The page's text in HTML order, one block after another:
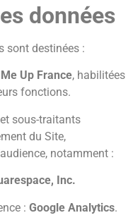
données
sont destinées :
Up France, habilitées
fonctions.
sous-traitants
du Site,
notamment :
Inc.
: Google Analytics.